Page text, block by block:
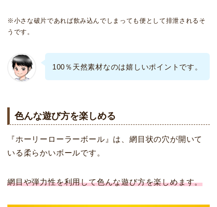
※小さな破片であれば飲み込んでしまっても便として排泄されるそ
うです。
100％天然素材なのは嬉しいポイントです。
色んな遊び方を楽しめる
『ホーリーローラーボール』は、網目状の穴が開いて
いる柔らかいボールです。
網目や弾力性を利用して色んな遊び方を楽しめます。